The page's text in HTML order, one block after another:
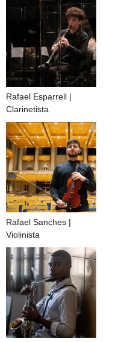
Rafael Esparrell |
Clarinetista
Rafael Sanches |
Violinista